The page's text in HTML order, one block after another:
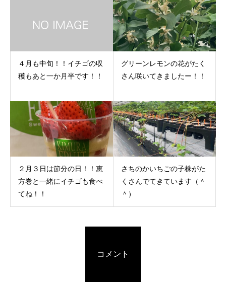
４月も中旬！！イチゴの収
穫もあと一か月半です！！
グリーンレモンの花がたく
さん咲いてきましたー！！
２月３日は節分の日！！恵
方巻と一緒にイチゴも食べ
てね！！
さちのかいちごの子株がた
くさんでてきています（＾
＾）
コメント